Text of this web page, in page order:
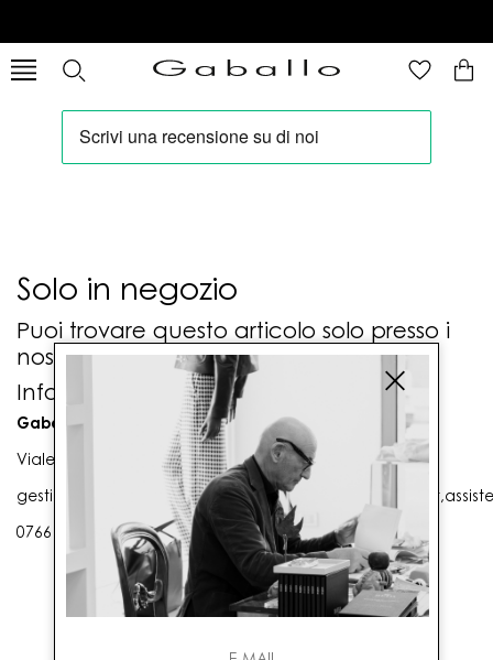
Solo in negozio
Puoi trovare questo articolo solo presso i
nostri punti vendita:
Info contatti
Gaballo Mario srl
Viale G. Matteotti n. 23 00053 Civitavecchia (RM)
0766 25656